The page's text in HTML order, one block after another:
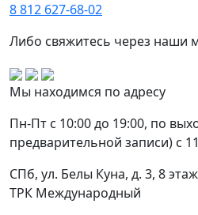
8 812 627-68-02
Либо свяжитесь через наши
Мы находимся по адресу
Пн-Пт с 10:00 до 19:00, по
предварительной записи) с
СПб, ул. Белы Куна, д. 3, 8
ТРК Международный